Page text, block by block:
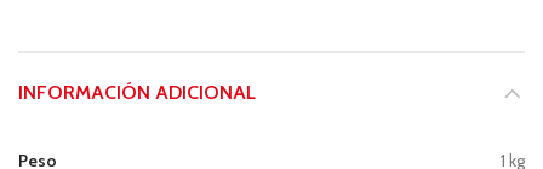
INFORMACIÓN ADICIONAL
Peso 1 kg